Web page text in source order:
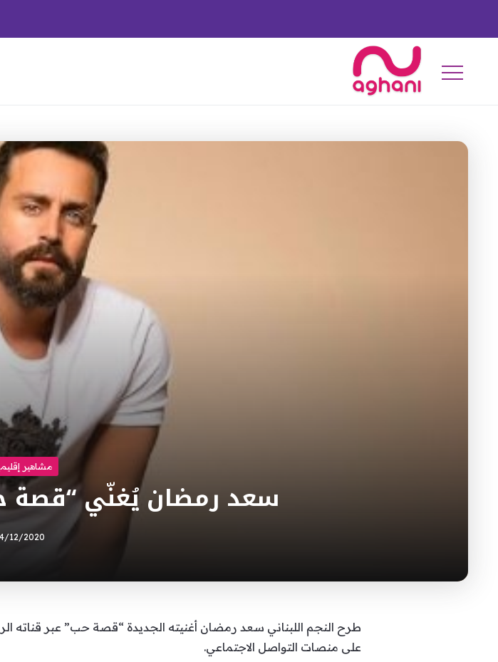
مشاهير
سعد رمضان يُغنّي
12/2020
طرح النجم اللبناني سعد رمضان أغنيته الجديدة “قصة حب” عبر قناته
على منصات التواصل الاجتماعي.